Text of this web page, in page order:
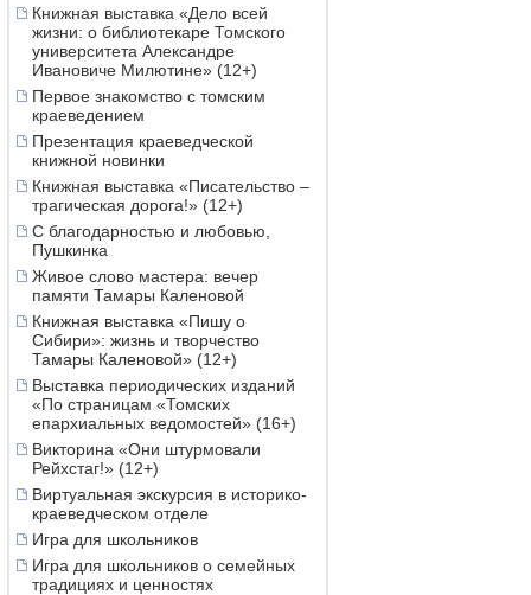
Книжная выставка «Дело всей
жизни: о библиотекаре Томского
университета Александре
Ивановиче Милютине» (12+)
Первое знакомство с томским
краеведением
Презентация краеведческой
книжной новинки
Книжная выставка «Писательство –
трагическая дорога!» (12+)
С благодарностью и любовью,
Пушкинка
Живое слово мастера: вечер
памяти Тамары Каленовой
Книжная выставка «Пишу о
Сибири»: жизнь и творчество
Тамары Каленовой» (12+)
Выставка периодических изданий
«По страницам «Томских
епархиальных ведомостей» (16+)
Викторина «Они штурмовали
Рейхстаг!» (12+)
Виртуальная экскурсия в историко-
краеведческом отделе
Игра для школьников
Игра для школьников о семейных
традициях и ценностях